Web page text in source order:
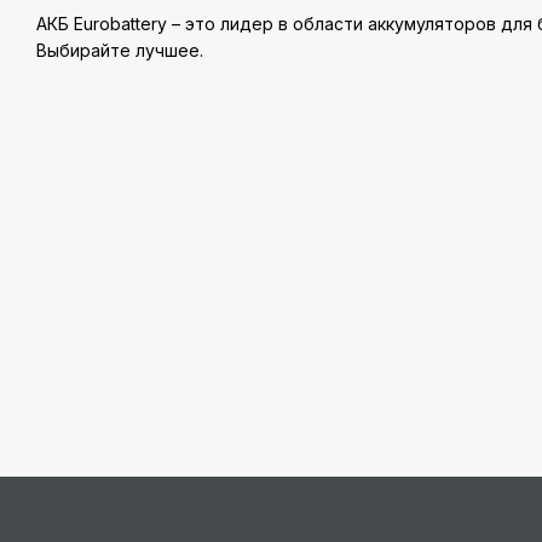
АКБ Eurobattery – это лидер в области аккумуляторов для
Выбирайте лучшее.